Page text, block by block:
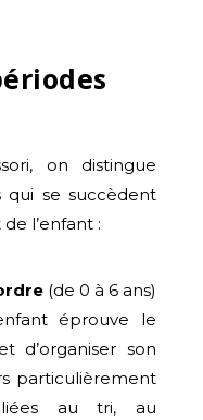
on distingue
qui se succèdent
l’enfant :
(de 0 à 6 ans)
éprouve le
d’organiser son
particulièrement
au tri, au